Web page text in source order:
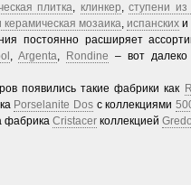
плитка, клинкер,ступени из
керамическая мозаика, испанских и
постоянно расширяет
, Argenta, Rondine – вот
появились такие фабрики как
Porselanite Dos с коллекциями
фабрика Cristacer коллекцией